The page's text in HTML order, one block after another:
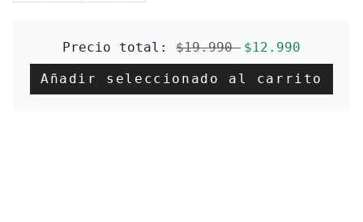
Precio total: Precio regular
$19.990 Precio de
$12.990
Añadir seleccionado al carrito